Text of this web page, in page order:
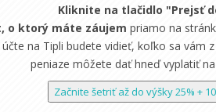
Kliknite na tlačidlo "Prejsť
o ktorý máte záujem priamo na
na Tipli budete vidieť, koľko sa vám
peniaze môžete dať hneď vyplatiť
Začnite šetriť až do výšky 25% +